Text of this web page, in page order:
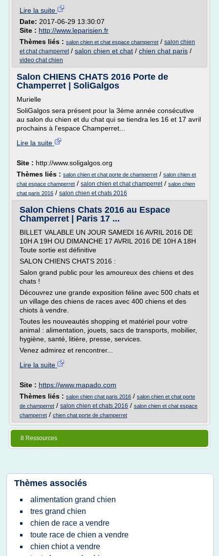
Lire la suite
Date: 2017-06-29 13:30:07
Site : http://www.leparisien.fr
Thèmes liés : salon chien et chat espace champerret / salon chien
et chat champerret/ salon chien et chat / chien chat paris /
video chat chien
Salon CHIENS CHATS 2016 Porte de
Champerret | SoliGalgos
Murielle
SoliGalgos sera présent pour la 3ème année consécutive
au salon du chien et du chat qui se tiendra les 16 et 17 avril
prochains à l'espace Champerret...
Lire la suite
Site : http://www.soligalgos.org
Thèmes liés : salon chien et chat porte de champerret / salon chien et
chat espace champerret / salon chien et chat champerret/ salon chien
chat paris 2016 / salon chien et chats 2016
Salon Chiens Chats 2016 au Espace
Champerret | Paris 17 ...
BILLET VALABLE UN JOUR SAMEDI 16 AVRIL 2016 DE
10H A 19H OU DIMANCHE 17 AVRIL 2016 DE 10H A 18H
Toute sortie est définitive
SALON CHIENS CHATS 2016 :
Salon grand public pour les amoureux des chiens et des
chats !
Découvrez une grande exposition féline avec 500 chats et
un village des chiens de races avec 400 chiens et des
chiots à vendre.
Toutes les nouveautés shopping et matériel pour votre
animal : alimentation, jouets, sacs de transports, mobilier,
hygiène, santé, litière, presse, services.
Venez admirez et rencontrer...
Lire la suite
Site : https://www.mapado.com
Thèmes liés : salon chien chat paris 2016 / salon chien et chat porte
de champerret / salon chien et chats 2016 / salon chien et chat espace
champerret / chien chat porte de champerret
8 Ressources
Thèmes associés
alimentation grand chien
tres grand chien
chien de race a vendre
toute race de chien a vendre
chien chiot a vendre